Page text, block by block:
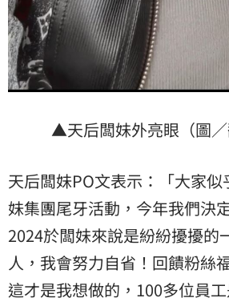
▲天后闆妹外亮眼（圖／
天后闆妹PO文表示：「大家
妹集團尾牙活動，今年我們決
2024於闆妹來說是紛紛擾擾的
人，我會努力自省！回饋粉絲
這才是我想做的，100多位員